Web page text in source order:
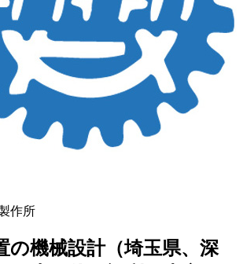
作所
の機械設計（埼玉県、深